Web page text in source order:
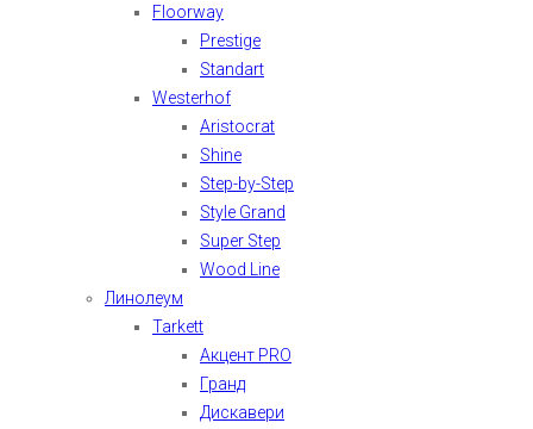
Floorway
Prestige
Standart
Westerhof
Aristocrat
Shine
Step-by-Step
Style Grand
Super Step
Wood Line
Линолеум
Tarkett
Акцент PRO
Гранд
Дискавери